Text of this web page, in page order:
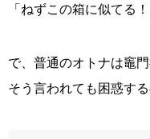
「ねずこの箱に似てる！
で、普通のオトナは竈
そう言われても困惑す